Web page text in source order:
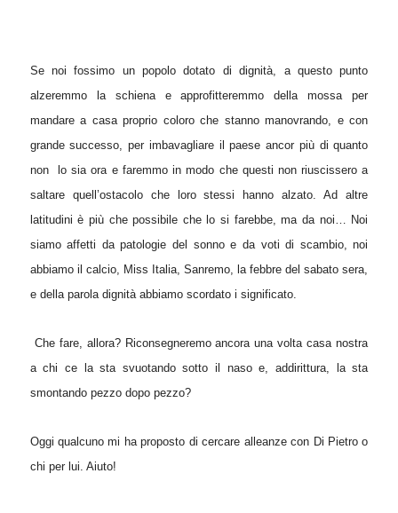
Se noi fossimo un popolo dotato di dignità, a questo punto
alzeremmo la schiena e approfitteremmo della mossa per
mandare a casa proprio coloro che stanno manovrando, e con
grande successo, per imbavagliare il paese ancor più di quanto
non
lo sia ora e faremmo in modo che questi non riuscissero a
saltare quell’ostacolo che loro stessi hanno alzato. Ad altre
latitudini è più che possibile che lo si farebbe, ma da noi… Noi
siamo affetti da patologie del sonno e da voti di scambio, noi
abbiamo il calcio, Miss Italia, Sanremo, la febbre del sabato sera,
e della parola dignità abbiamo scordato i significato.
Che fare, allora? Riconsegneremo ancora una volta casa nostra
a chi ce la sta svuotando sotto il naso e, addirittura, la sta
smontando pezzo dopo pezzo?
Oggi qualcuno mi ha proposto di cercare alleanze con Di Pietro o
chi per lui. Aiuto!